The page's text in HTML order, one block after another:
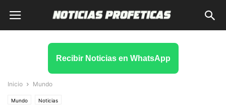
Recibir Noticias en WhatsApp
Inicio Mundo
Mundo Noticias